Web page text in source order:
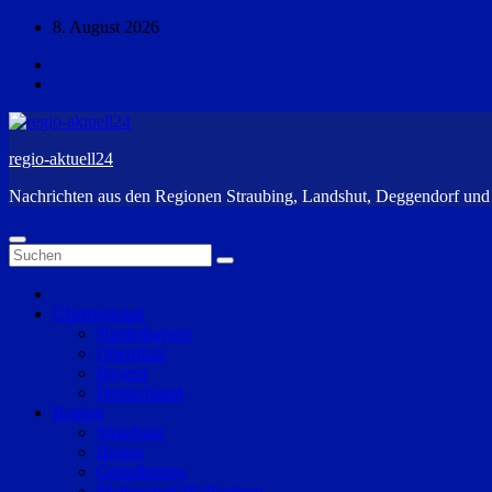
Zum
springen
8. August 2026
regio-aktuell24
Nachrichten aus den Regionen Straubing, Landshut, Deggendorf
Überregional
Niederbayern
Oberpfalz
Bayern
Deutschland
Region
Straubing
Bogen
Geiselhöring